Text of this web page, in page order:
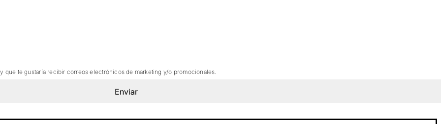
te gustaría recibir correos electrónicos de marketing y/o promocionales.
Enviar